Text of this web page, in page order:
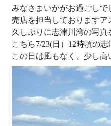
みなさまいかがお過ごしで
売店を担当しておりますア
久しぶりに志津川湾の写真
こちら7/23(日）12時頃の志
この日は風もなく、少し高